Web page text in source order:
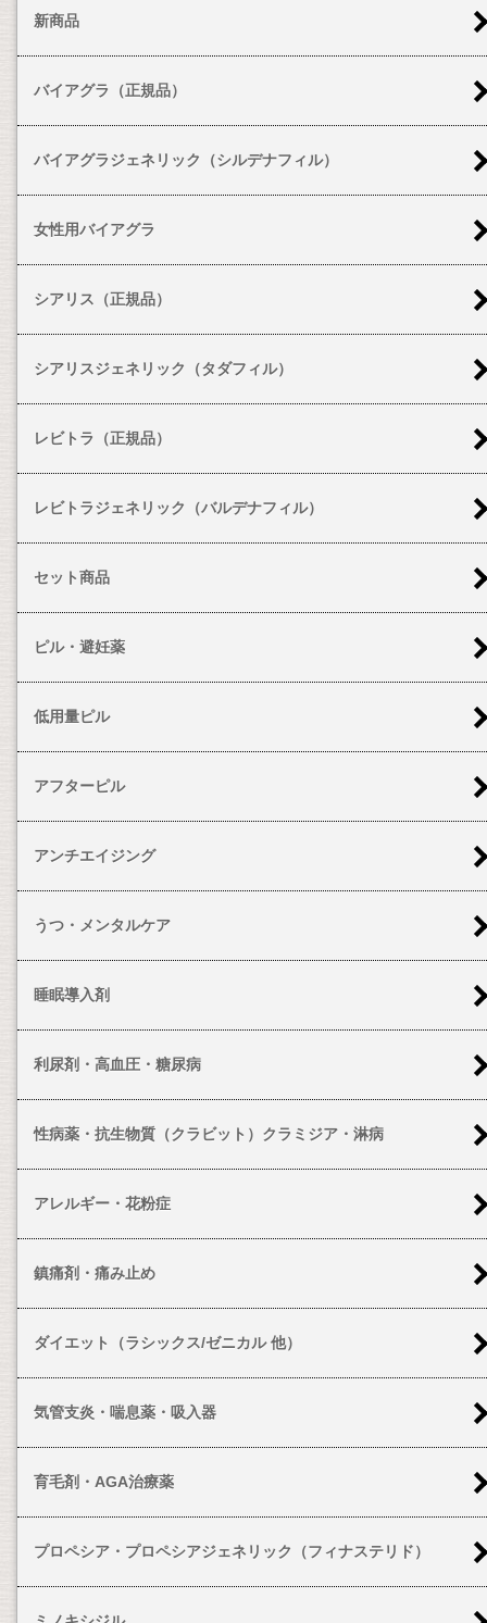
新商品
バイアグラ（正規品）
バイアグラジェネリック（シルデナフィル）
女性用バイアグラ
シアリス（正規品）
シアリスジェネリック（タダフィル）
レビトラ（正規品）
レビトラジェネリック（バルデナフィル）
セット商品
ピル・避妊薬
低用量ピル
アフターピル
アンチエイジング
うつ・メンタルケア
睡眠導入剤
利尿剤・高血圧・糖尿病
性病薬・抗生物質（クラビット）クラミジア・淋病
アレルギー・花粉症
鎮痛剤・痛み止め
ダイエット（ラシックス/ゼニカル 他）
気管支炎・喘息薬・吸入器
育毛剤・AGA治療薬
プロペシア・プロペシアジェネリック（フィナステリド）